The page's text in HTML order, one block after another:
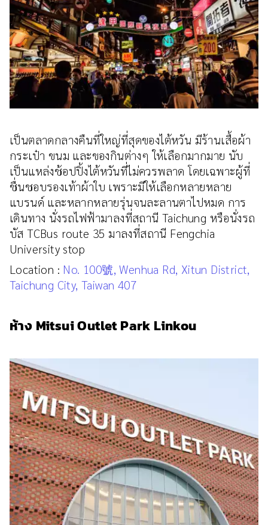
เป็นตลาดกลางคืนที่ใหญ่ที่สุดของไต้หวัน มีร้านเสื้อผ้า
กระเป๋า ขนม และของกินต่างๆ ให้เลือกมากมาย นับ
เป็นแหล่งช้อปปิ้งไต้หวันที่ไม่ควรพลาด โดยเฉพาะผู้ที่
ชื่นชอบรองเท้าผ้าใบ เพราะมีให้เลือกหลายหลาย
แบรนด์ และหลากหลายรุ่นจนละลานตาไปหมด การ
เดินทาง นั่งรถไฟฟ้ามาลงที่สถานี Taichung หรือนั่งรถ
บัส TCBus route 35 มาลงที่สถานี Fengchia
University stop
Location : No. 100號, Wenhua Rd, Xitun District,
Taichung City, Taiwan 407
ห้าง Mitsui Outlet Park Linkou